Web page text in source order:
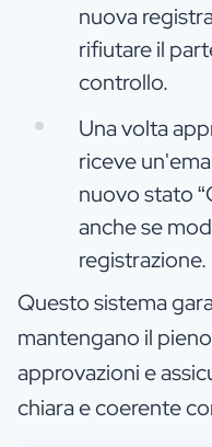
nuova
rifiutare il
controllo.
Una volta
riceve
nuovo stato
anche se
registrazione.
Questo sistema
mantengano il
approvazioni e
chiara e coerente